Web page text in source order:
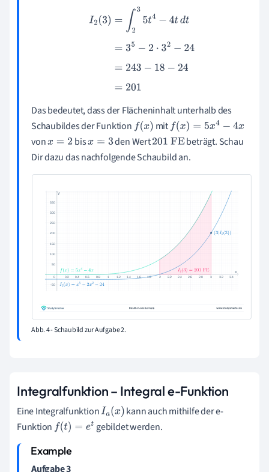
t4 −4td 5−2 ⋅32− =243−
Das bedeutet, dass der Flächeninhalt unterhalb des
Schaubildes der Funktion f(x) mitf(x)=5 x4 −4x
vonx= 2 bisx= 3 den Wert201FE beträgt. Schau
Dir dazu das nachfolgende Schaubild an.
Abb. 4 - Schaubild zur Aufgabe 2.
Integralfunktion – Integral e-Funktion
Eine IntegralfunktionIa(x)
kann auch mithilfe der e-
Funktion f(t)=e t gebildet werden.
Aufgabe 3